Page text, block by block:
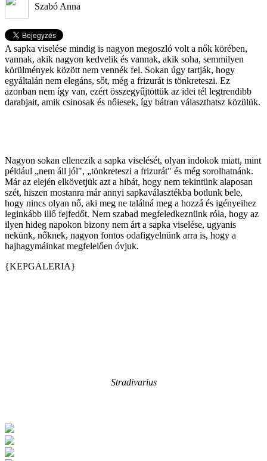
Szabó Anna
A sapka viselése mindig is nagyon megoszló volt a nők körében,
vannak, akik nagyon kedvelik és vannak, akik soha, semmilyen
körülmények között nem vennék fel. Sokan úgy tartják, hogy
egyáltalán nem elegáns, sőt, még a frizurát is tönkreteszi. Ez
azonban nem így van, ezért összegyűjtöttük az idei tél legtrendibb
darabjait, amik csinosak és nőiesek, így bátran választhatsz közülük.
Nagyon sokan ellenezik a sapka viselését, olyan indokok miatt, mint
például „nem áll jól", „tönkreteszi a frizurát" és még sorolhatnánk.
Már az elején elkövetjük azt a hibát, hogy nem tekintünk alaposan
szét, hiszen mostanra már annyi sapkaválasztékba botlunk bele,
hogy nincs olyan nő, aki meg ne találná meg a hozzá és igényeihez
leginkább illő fejfedőt. Nem szabad megfeledkeznünk róla, hogy az
ilyen hideg napokon bizony nem árt a sapka viselése, ugyanis
nekünk, nőknek, nagyon fontos odafigyelnünk arra is, hogy a
hajhagymáinkat megfelelően óvjuk.
{KEPGALERIA}
Stradivarius